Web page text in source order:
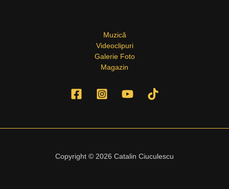
Muzică
Videoclipuri
Galerie Foto
Magazin
Copyright © 2026 Catalin Ciuculescu